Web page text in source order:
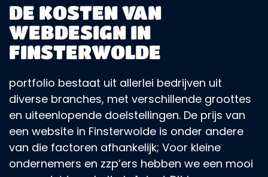
DE KOSTEN VAN
WEBDESIGN IN
FINSTERWOLDE
portfolio bestaat uit allerlei bedrijven uit
diverse branches, met verschillende groottes
en uiteenlopende doelstellingen. De prijs van
een website in Finsterwolde is onder andere
van die factoren afhankelijk; Voor kleine
ondernemers en zzp’ers hebben we een mooi